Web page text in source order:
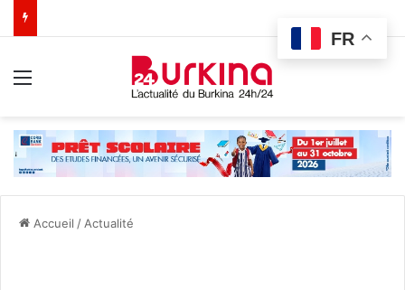
Accueil / Actualité
FR